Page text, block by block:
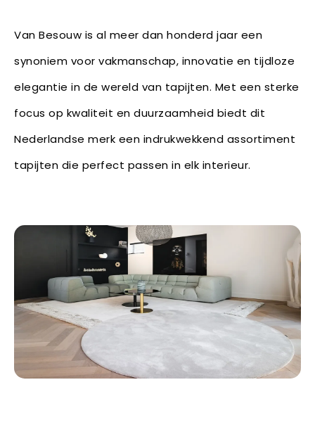
Van Besouw is al meer dan honderd jaar een
synoniem voor vakmanschap, innovatie en tijdloze
elegantie in de wereld van tapijten. Met een sterke
focus op kwaliteit en duurzaamheid biedt dit
Nederlandse merk een indrukwekkend assortiment
tapijten die perfect passen in elk interieur.